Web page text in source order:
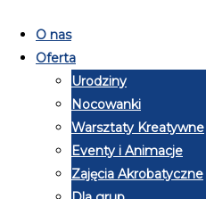
O nas
Oferta
Urodziny
Nocowanki
Warsztaty Kreatywne
Eventy i Animacje
Zajęcia Akrobatyczne